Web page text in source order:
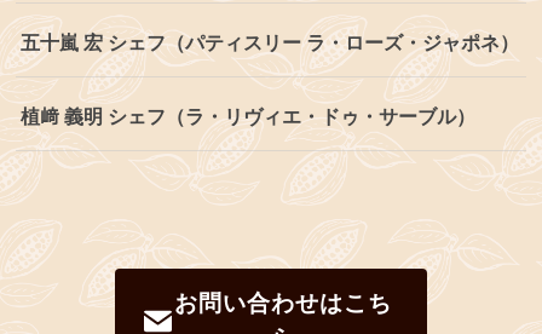
五十嵐 宏 シェフ（パティスリー ラ・ローズ・ジャポネ）
植﨑 義明 シェフ（ラ・リヴィエ・ドゥ・サーブル）
お問い合わせはこち